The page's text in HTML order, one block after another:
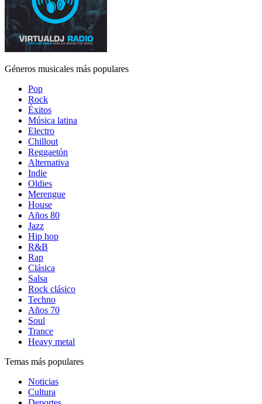
Géneros musicales más populares
Pop
Rock
Éxitos
Música latina
Electro
Chillout
Reggaetón
Alternativa
Indie
Oldies
Merengue
House
Años 80
Jazz
Hip hop
R&B
Rap
Clásica
Salsa
Rock clásico
Techno
Años 70
Soul
Trance
Heavy metal
Temas más populares
Noticias
Cultura